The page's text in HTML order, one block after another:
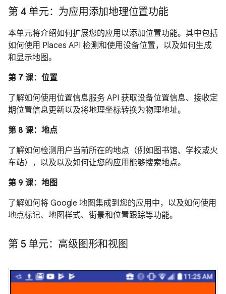
第 4 单元：为应用添加地理位置功能
本单元将介绍如何扩展您的应用以添加位置功能。其中包括
如何使用 Places API 检测和使用设备位置，以及如何生成
和显示地图。
第 7 课：位置
了解如何使用位置信息服务 API 获取设备位置信息、接收定
期位置信息更新以及将地理坐标转换为物理地址。
第 8 课：地点
了解如何检测用户当前所在的地点（例如图书馆、学校或火
车站），以及以及如何让您的应用能够搜索地点。
第 9 课：地图
了解如何将 Google 地图集成到您的应用中，以及如何使用
地点标记、地图样式、街景和位置跟踪等功能。
第 5 单元：高级图形和视图